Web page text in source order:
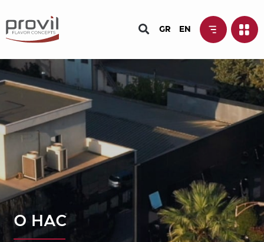
GR EN
О НAC